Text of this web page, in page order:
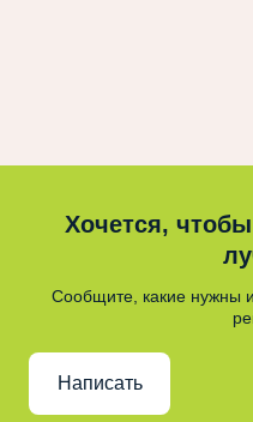
Хочется,
Сообщите, какие нужны
Написать